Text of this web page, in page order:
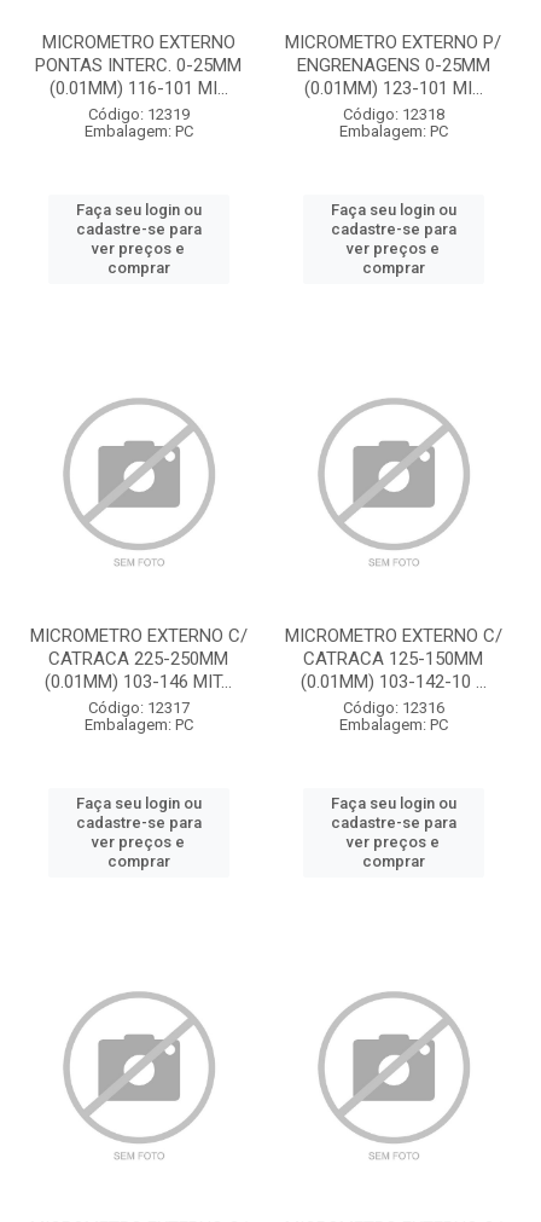
MICROMETRO EXTERNO
PONTAS INTERC. 0-25MM
(0.01MM) 116-101 MI...
Código: 12319
Embalagem: PC
Faça seu login ou
cadastre-se para
ver preços e
comprar
MICROMETRO EXTERNO P/
ENGRENAGENS 0-25MM
(0.01MM) 123-101 MI...
Código: 12318
Embalagem: PC
Faça seu login ou
cadastre-se para
ver preços e
comprar
MICROMETRO EXTERNO C/
CATRACA 225-250MM
(0.01MM) 103-146 MIT...
Código: 12317
Embalagem: PC
Faça seu login ou
cadastre-se para
ver preços e
comprar
MICROMETRO EXTERNO C/
CATRACA 125-150MM
(0.01MM) 103-142-10 ...
Código: 12316
Embalagem: PC
Faça seu login ou
cadastre-se para
ver preços e
comprar